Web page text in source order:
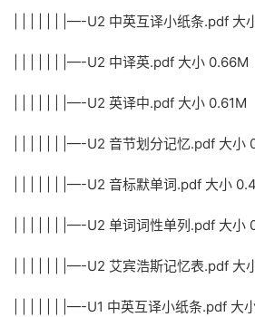
| | | | | | |—-U2 中英互译小纸条.pdf 大
| | | | | | |—-U2 中译英.pdf 大小 0.66M
| | | | | | |—-U2 英译中.pdf 大小 0.61M
| | | | | | |—-U2 音节划分记忆.pdf 大小
| | | | | | |—-U2 音标默单词.pdf 大小
| | | | | | |—-U2 单词词性单列.pdf 大小
| | | | | | |—-U2 艾宾浩斯记忆表.pdf 大
| | | | | | |—-U1 中英互译小纸条.pdf 大